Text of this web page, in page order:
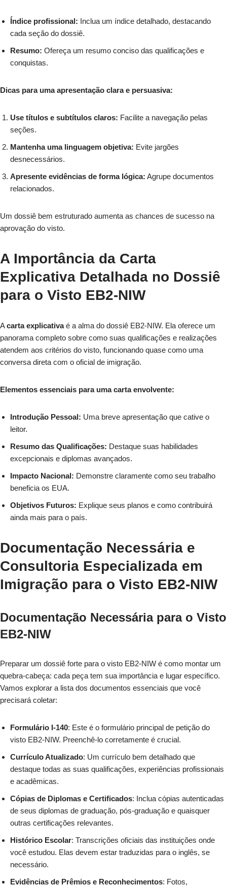
Índice profissional: Inclua um índice detalhado, destacando
cada seção do dossiê.
Resumo: Ofereça um resumo conciso das qualificações e
conquistas.
Dicas para uma apresentação clara e persuasiva:
Use títulos e subtítulos claros: Facilite a navegação pelas
seções.
Mantenha uma linguagem objetiva: Evite jargões
desnecessários.
Apresente evidências de forma lógica: Agrupe documentos
relacionados.
Um dossiê bem estruturado aumenta as chances de sucesso na
aprovação do visto.
A Importância da Carta
Explicativa Detalhada no Dossiê
para o Visto EB2-NIW
Acarta explicativaé a alma do dossiê EB2-NIW. Ela oferece um
panorama completo sobre como suas qualificações e realizações
atendem aos critérios do visto, funcionando quase como uma
conversa direta com o oficial de imigração.
Elementos essenciais para uma carta envolvente:
Introdução Pessoal: Uma breve apresentação que cative o
leitor.
Resumo das Qualificações: Destaque suas habilidades
excepcionais e diplomas avançados.
Impacto Nacional: Demonstre claramente como seu trabalho
beneficia os EUA.
Objetivos Futuros: Explique seus planos e como contribuirá
ainda mais para o país.
Documentação Necessária e
Consultoria Especializada em
Imigração para o Visto EB2-NIW
Documentação Necessária para o Visto
EB2-NIW
Preparar um dossiê forte para o visto EB2-NIW é como montar um
quebra-cabeça: cada peça tem sua importância e lugar específico.
Vamos explorar a lista dos documentos essenciais que você
precisará coletar:
Formulário I-140: Este é o formulário principal de petição do
visto EB2-NIW. Preenchê-lo corretamente é crucial.
Currículo Atualizado: Um currículo bem detalhado que
destaque todas as suas qualificações, experiências profissionais
e acadêmicas.
Cópias de Diplomas e Certificados: Inclua cópias autenticadas
de seus diplomas de graduação, pós-graduação e quaisquer
outras certificações relevantes.
Histórico Escolar: Transcrições oficiais das instituições onde
você estudou. Elas devem estar traduzidas para o inglês, se
necessário.
Evidências de Prêmios e Reconhecimentos: Fotos,